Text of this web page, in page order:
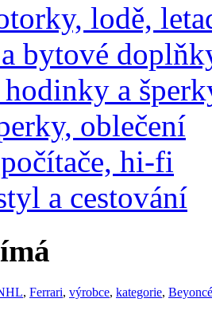
lodě,
bytové
a
oblečení
hi-fi
a cestování
, Ferrari, výrobce, kategorie, Beyoncé